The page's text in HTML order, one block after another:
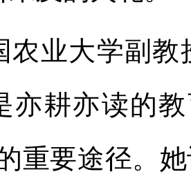
大学副教
亦耕亦读的
重要途径。